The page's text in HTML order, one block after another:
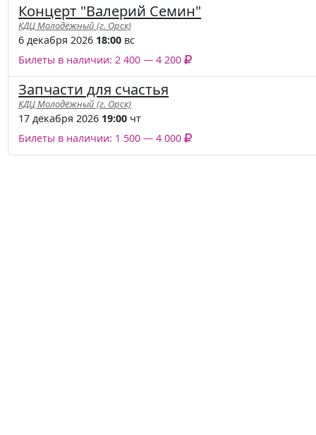
Концерт "Валерий Семин"
КДЦ Молодёжный (г. Орск)
6 декабря 2026 18:00 вс
Билеты в наличии: 2 400 — 4 200
Запчасти для счастья
КДЦ Молодёжный (г. Орск)
17 декабря 2026 19:00 чт
Билеты в наличии: 1 500 — 4 000